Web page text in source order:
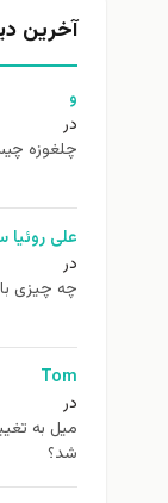
آخرین
و
در
چلغوزه
علی روئیا
در
چه چیزی
Tom
در
ميل به
شد؟